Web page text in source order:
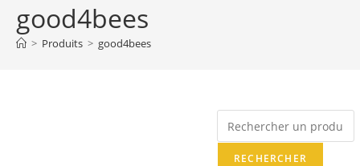
good4bees
> Produits > good4bees
RECHERCHER